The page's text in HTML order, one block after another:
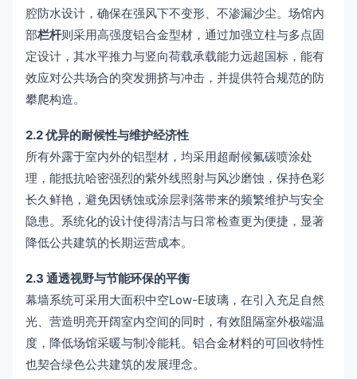
腔防水设计，确保在强风下不变形、不渗漏沙尘。场馆内
部栏杆则采用高强度铝合金型材，通过加强立柱与多点固
定设计，其水平推力与竖向荷载承载能力远超国标，能有
效应对公共场合的突发拥挤与冲击，并提供符合规范的防
攀爬构造。
2.2 优异的耐候性与维护经济性
所有外露于室内外的铝型材，均采用超耐候氟碳喷涂处
理，能抵抗哈密强烈的紫外线照射与风沙磨蚀，保持色彩
长久鲜艳，避免因锈蚀或涂层剥落带来的频繁维护与安全
隐患。系统化的设计使得清洁与日常检查更为便捷，显著
降低公共建筑的长期运营成本。
2.3 通透视野与节能环保的平衡
幕墙系统可采用大面积中空Low-E玻璃，在引入充足自然
光、营造明亮开阔室内空间的同时，有效阻隔室外极端温
度，降低场馆采暖与制冷能耗。铝合金材料的可回收特性
也契合绿色公共建筑的发展理念。